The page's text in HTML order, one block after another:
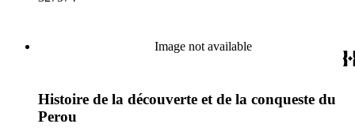
Image not available
Histoire de la découverte et de la conqueste du
Perou